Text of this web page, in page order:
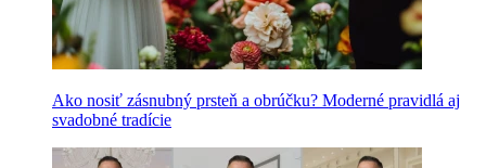
Ako nosiť zásnubný prsteň a obrúčku? Moderné pravidlá aj
svadobné tradície